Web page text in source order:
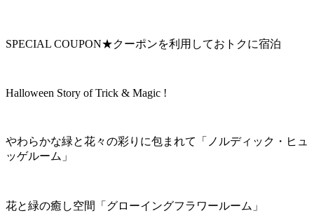
SPECIAL COUPON★クーポンを利用しておトクに宿泊
Halloween Story of Trick & Magic !
やわらかな緑と花々の彩りに包まれて「ノルディック・ヒュ
ッゲルーム」
花と緑の癒し空間「グローイングフラワールーム」